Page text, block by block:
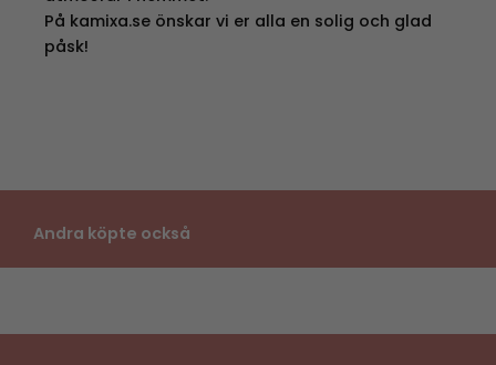
På kamixa.se önskar vi er alla en solig och glad
påsk!
Andra köpte också